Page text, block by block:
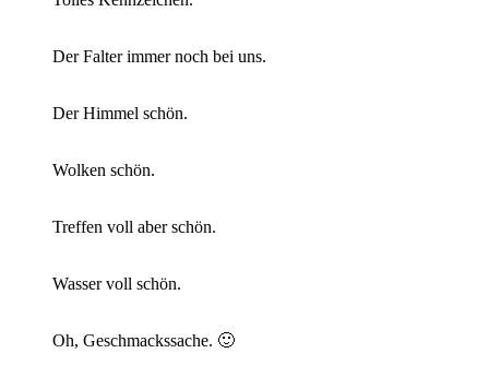
Der Falter immer noch bei uns.
Der Himmel schön.
Wolken schön.
Treffen voll aber schön.
Wasser voll schön.
Oh, Geschmackssache. 🙂